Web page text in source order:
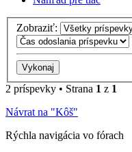
Zobraziť:
2 príspevky • Strana 1 z 1
Návrat na "Kôš"
Rýchla navigácia vo fórach